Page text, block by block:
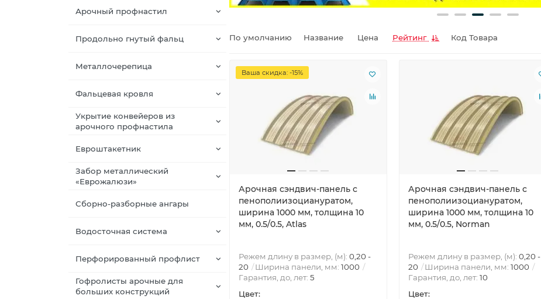
Арочный профнастил
Продольно гнутый фальц
Металлочерепица
Фальцевая кровля
Укрытие конвейеров из
арочного профнастила
Евроштакетник
Забор металлический
«Еврожалюзи»
Сборно-разборные ангары
Водосточная система
Перфорированный профлист
Гофролисты арочные для
больших конструкций
По умолчанию Название Цена Рейтинг Код Товара
Ваша скидка: -15%
Арочная сэндвич-панель с
пенополиизоциануратом,
ширина 1000 мм, толщина 10
мм, 0.5/0.5, Atlas
Режем длину в размер, (м): 0,20 -
20
Ширина панели, мм: 1000
Гарантия, до, лет: 5
Цвет:
Арочная сэндвич-панель с
пенополиизоциануратом,
ширина 1000 мм, толщина 10
мм, 0.5/0.5, Norman
Режем длину в размер, (м): 0,20 -
20
Ширина панели, мм: 1000
Гарантия, до, лет: 10
Цвет: